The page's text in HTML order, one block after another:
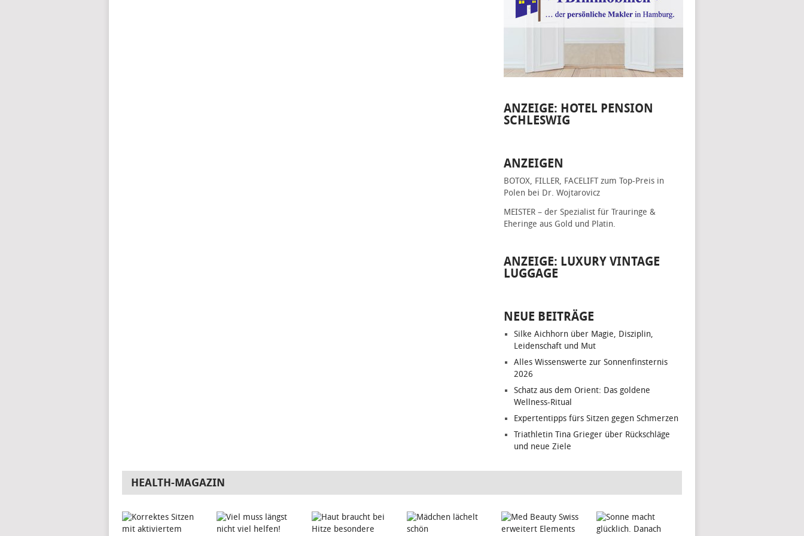
ANZEIGE: HOTEL PENSION
SCHLESWIG
ANZEIGEN
BOTOX, FILLER, FACELIFT zum Top-Preis in
Polen bei Dr. Wojtarovicz
MEISTER – der Spezialist für Trauringe &
Eheringe aus Gold und Platin.
ANZEIGE: LUXURY VINTAGE
LUGGAGE
NEUE BEITRÄGE
Silke Aichhorn über Magie, Disziplin,
Leidenschaft und Mut
Alles Wissenswerte zur Sonnenfinsternis
2026
Schatz aus dem Orient: Das goldene
Wellness-Ritual
Expertentipps fürs Sitzen gegen Schmerzen
Triathletin Tina Grieger über Rückschläge
und neue Ziele
HEALTH-MAGAZIN